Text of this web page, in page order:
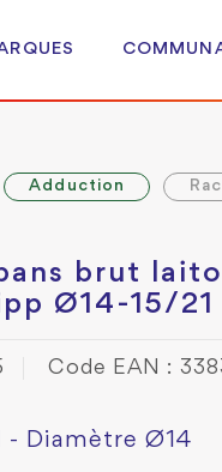
Adduction
brut
Ø14-15/21
Code EAN :
- Diamètre Ø14